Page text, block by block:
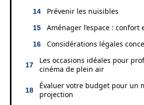
Prévenir les nuisibles
Aménager l’espace : confort
Considérations légales
Les occasions idéales pour
cinéma de plein air
Évaluer votre budget pour un
projection